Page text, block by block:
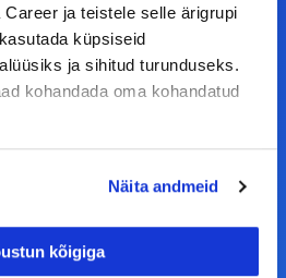
ja teistele selle ärigrupi
küpsiseid
ja sihitud turunduseks.
kohandada oma kohandatud
Näita andmeid
kõigiga
leiad!
teemade osas või soovid
meiega julgelt ühendust.